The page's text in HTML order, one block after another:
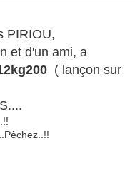
PIRIOU,
et d'un ami, a
( lançon sur